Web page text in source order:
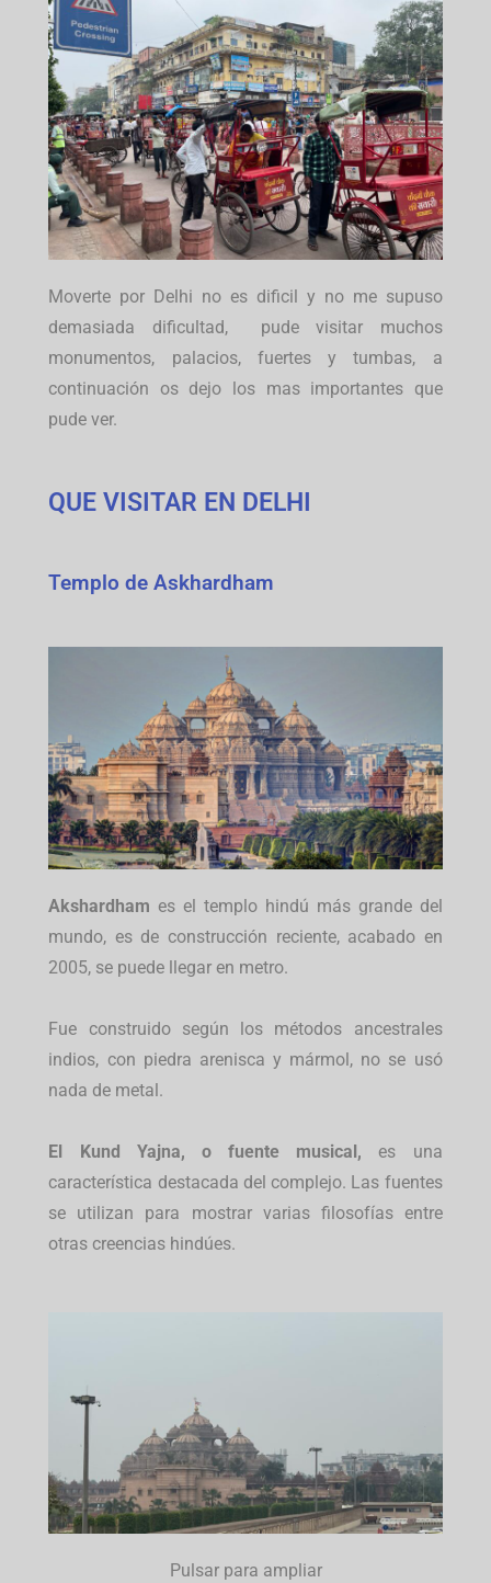
Moverte por Delhi no es dificil y no me supuso
demasiada dificultad, pude visitar muchos
monumentos, palacios, fuertes y tumbas, a
continuación os dejo los mas importantes que
pude ver.
QUE VISITAR EN DELHI
Templo de Askhardham
Akshardham es el templo hindú más grande del
mundo, es de construcción reciente, acabado en
2005, se puede llegar en metro.
Fue construido según los métodos ancestrales
indios, con piedra arenisca y mármol, no se usó
nada de metal.
El Kund Yajna, o fuente musical, es una
característica destacada del complejo. Las fuentes
se utilizan para mostrar varias filosofías entre
otras creencias hindúes.
Pulsar para ampliar